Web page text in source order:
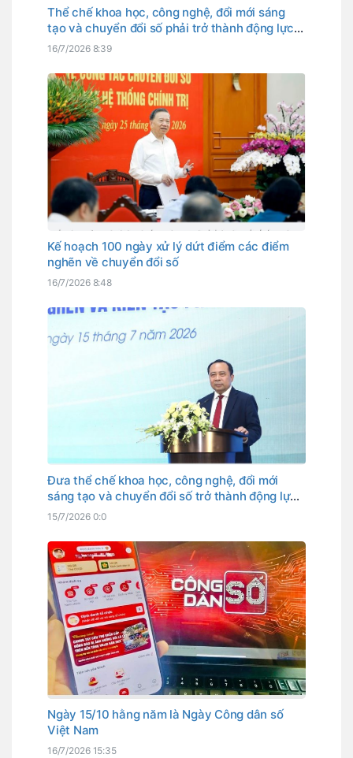
Thể chế khoa học, công nghệ, đổi mới sáng
tạo và chuyển đổi số phải trở thành động lực
phát triển
16/7/2026 8:39
Kế hoạch 100 ngày xử lý dứt điểm các điểm
nghẽn về chuyển đổi số
16/7/2026 8:48
Đưa thể chế khoa học, công nghệ, đổi mới
sáng tạo và chuyển đổi số trở thành động lực
phát triển
15/7/2026 0:0
Ngày 15/10 hằng năm là Ngày Công dân số
Việt Nam
16/7/2026 15:35